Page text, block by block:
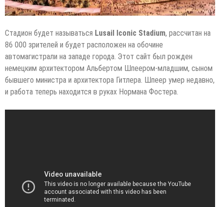
Стадион будет называться Lusail Iconic Stadium, рассчитан на
86 000 зрителей и будет расположен на обочине
автомагистрали на западе города. Этот сайт был рожден
немецким архитектором Альбертом Шпеером-младшим, сыном
бывшего министра и архитектора Гитлера. Шпеер умер недавно,
и работа теперь находится в руках Нормана Фостера.